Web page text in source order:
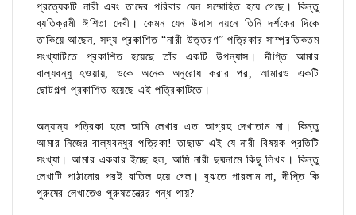
প্রত্যেকটি নারী এবং তাদের পরিবার যেন সম্মোহিত হয়ে গেছে। কিন্তু
ব্যতিক্রমী ঈশিতা দেবী। কেমন যেন উদাস নয়নে তিনি দর্শকের দিকে
তাকিয়ে আছেন, সদ্য প্রকাশিত “নারী উত্তরণ” পত্রিকার সাম্প্রতিকতম
সংখ্যাটিতে প্রকাশিত হয়েছে তাঁর একটি উপন্যাস। দীপ্তি আমার
বাল্যবন্ধু হওয়ায়, ওকে অনেক অনুরোধ করার পর, আমারও একটি
ছোটগল্প প্রকাশিত হয়েছে এই পত্রিকাটিতে।
অন্যান্য পত্রিকা হলে আমি লেখার এত আগ্রহ দেখাতাম না। কিন্তু
আমার নিজের বাল্যবন্ধুর পত্রিকা! তাছাড়া এই যে নারী বিষয়ক প্রতিটি
সংখ্যা। আমার একবার ইচ্ছে হল, আমি নারী ছদ্মনামে কিছু লিখব। কিন্তু
লেখাটি পাঠানোর পরই বাতিল হয়ে গেল। বুঝতে পারলাম না, দীপ্তি কি
পুরুষের লেখাতেও পুরুষতন্ত্রের গন্ধ পায়?